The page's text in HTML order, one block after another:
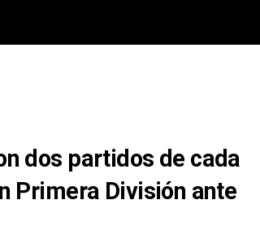
dos partidos de cada
Primera División ante